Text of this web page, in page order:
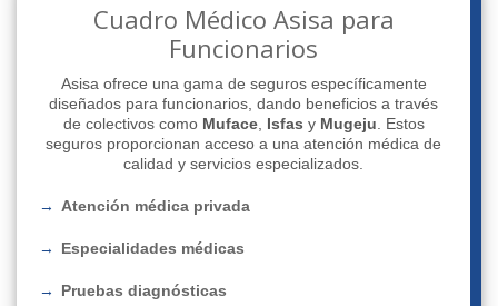
Cuadro Médico Asisa para
Funcionarios
Asisa ofrece una gama de seguros específicamente
diseñados para funcionarios, dando beneficios a través
de colectivos como Muface, Isfas y Mugeju . Estos
seguros proporcionan acceso a una atención médica de
calidad y servicios especializados.
Atención médica privada
Especialidades médicas
Pruebas diagnósticas